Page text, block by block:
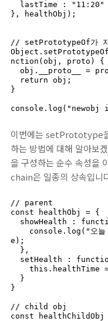
}, healthObj);
// setPrototypeOf가 지
nction(obj, proto) {
}
이번에는 setPrototype
하는 방법에 대해 알아보
을 구성하는 순수 속성을
chain은 일종의 상속입니
// parent
const healthObj = {
e);
}
// child obj
const healthChildObj